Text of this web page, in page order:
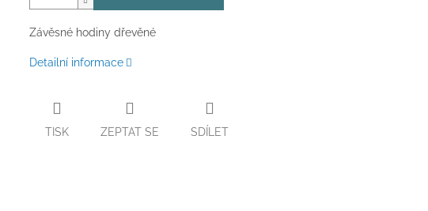
Závěsné hodiny dřevěné
Detailní informace
TISK ZEPTAT SE SDÍLET